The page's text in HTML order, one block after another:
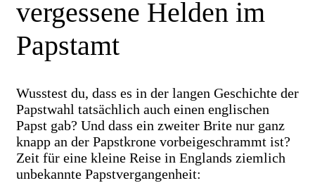
vergessene Helden im
Papstamt
Wusstest du, dass es in der langen Geschichte der
Papstwahl tatsächlich auch einen englischen
Papst gab? Und dass ein zweiter Brite nur ganz
knapp an der Papstkrone vorbeigeschrammt ist?
Zeit für eine kleine Reise in Englands ziemlich
unbekannte Papstvergangenheit: